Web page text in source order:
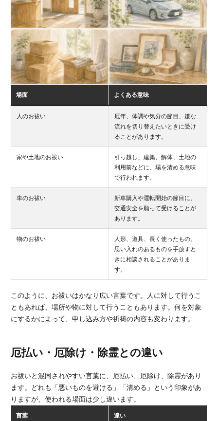
場面 よくある意味
人のお祓い
厄年、体調や気分の節目、嫌な
流れを切り替えたいときに受け
ることがあります。
家や土地のお祓い
引っ越し、建築、解体、土地の
利用前などに、場を清める意味
で行われます。
車のお祓い
新車購入や運転開始の節目に、
交通安全を願って受けることが
あります。
物のお祓い
人形、道具、長く使ったもの、
思い入れのあるものを手放すと
きに相談されることがありま
す。
このように、お祓いはかなり広い言葉です。人に対して行うこ
ともあれば、場所や物に対して行うこともあります。何を対象
にするかによって、申し込み方や祈祷の内容も変わります。
厄払い・厄除け・除霊との違い
お祓いと混同されやすい言葉に、厄払い、厄除け、除霊があり
ます。どれも「悪いものを避ける」「清める」という印象があ
りますが、使われる場面は少し違います。
言葉 違い